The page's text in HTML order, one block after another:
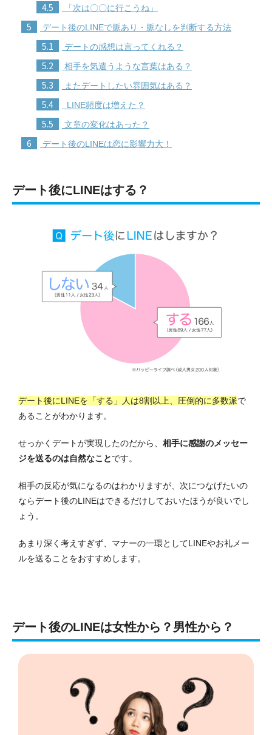
4.5 「次は〇〇に行こうね」
5 デート後のLINEで脈あり・脈なしを判断する方法
5.1 デートの感想は言ってくれる？
5.2 相手を気遣うような言葉はある？
5.3 またデートしたい雰囲気はある？
5.4 LINE頻度は増えた？
5.5 文章の変化はあった？
6 デート後のLINEは恋に影響力大！
デート後にLINEはする？
デート後にLINEを「する」人は8割以上、圧倒的に多数派で
あることがわかります。
せっかくデートが実現したのだから、 相手に感謝のメッセー
ジを送るのは自然なことです。
相手の反応が気になるのはわかりますが、次につなげたいの
ならデート後のLINEはできるだけしておいたほうが良いでし
ょう。
あまり深く考えすぎず、マナーの一環としてLINEやお礼メー
ルを送ることをおすすめします。
デート後のLINEは女性から？男性から？